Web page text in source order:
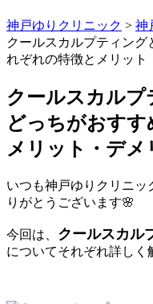
神戸ゆりクリニック > 神
クールスカルプティン
れぞれの特徴とメリット
クールスカルプ
どっちがおすす
メリット・デメ
いつも神戸ゆりクリニッ
りがとうございます🌸
今回は、 クールスカル
についてそれぞれ詳しく